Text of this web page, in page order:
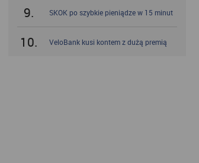
9. SKOK po szybkie pieniądze w 15 minut
10. VeloBank kusi kontem z dużą premią